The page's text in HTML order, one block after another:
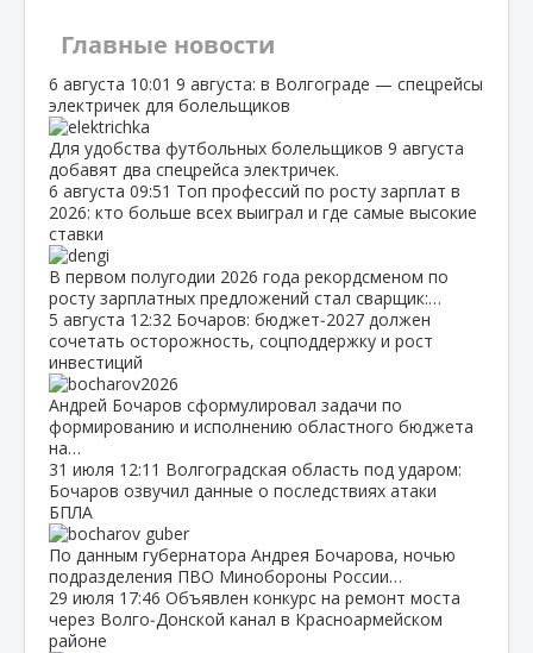
Главные новости
6 августа 10:01 9 августа: в Волгограде — спецрейсы
электричек для болельщиков
Для удобства футбольных болельщиков 9 августа
добавят два спецрейса электричек.
6 августа 09:51 Топ профессий по росту зарплат в
2026: кто больше всех выиграл и где самые высокие
ставки
В первом полугодии 2026 года рекордсменом по
росту зарплатных предложений стал сварщик:…
5 августа 12:32 Бочаров: бюджет‑2027 должен
сочетать осторожность, соцподдержку и рост
инвестиций
Андрей Бочаров сформулировал задачи по
формированию и исполнению областного бюджета
на…
31 июля 12:11 Волгоградская область под ударом:
Бочаров озвучил данные о последствиях атаки
БПЛА
По данным губернатора Андрея Бочарова, ночью
подразделения ПВО Минобороны России…
29 июля 17:46 Объявлен конкурс на ремонт моста
через Волго‑Донской канал в Красноармейском
районе